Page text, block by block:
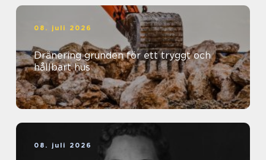
08. juli 2026
Dränering grunden för ett tryggt och
hållbart hus
08. juli 2026